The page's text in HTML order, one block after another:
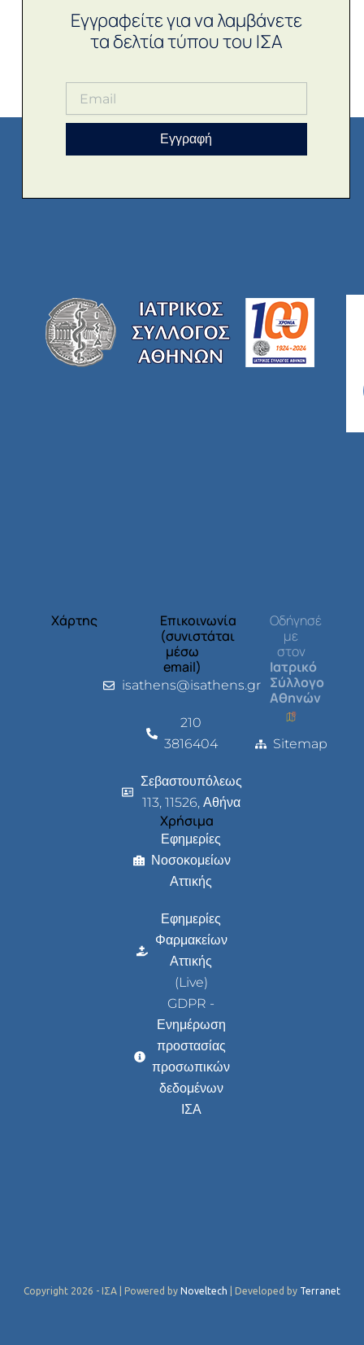
Εγγραφείτε για να λαμβάνετε
τα δελτία τύπου του ΙΣΑ
Εγγραφή
Χάρτης
Επικοινωνία
(συνιστάται
μέσω
email)
isathens@isathens.gr
210
3816404
Σεβαστουπόλεως
113, 11526, Αθήνα
Χρήσιμα
Εφημερίες
Νοσοκομείων
Αττικής
Εφημερίες
Φαρμακείων
Αττικής
(Live)
GDPR -
Ενημέρωση
προστασίας
προσωπικών
δεδομένων
ΙΣΑ
Οδήγησέ
με
στον
Ιατρικό
Σύλλογο
Αθηνών
Sitemap
Copyright 2026 - ΙΣΑ | Powered by Noveltech | Developed by Terranet